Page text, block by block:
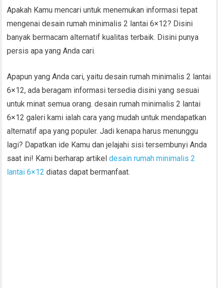
Apakah Kamu mencari untuk menemukan informasi tepat
mengenai desain rumah minimalis 2 lantai 6×12? Disini
banyak bermacam alternatif kualitas terbaik. Disini punya
persis apa yang Anda cari.
Apapun yang Anda cari, yaitu desain rumah minimalis 2 lantai
6×12, ada beragam informasi tersedia disini yang sesuai
untuk minat semua orang. desain rumah minimalis 2 lantai
6×12 galeri kami ialah cara yang mudah untuk mendapatkan
alternatif apa yang populer. Jadi kenapa harus menunggu
lagi? Dapatkan ide Kamu dan jelajahi sisi tersembunyi Anda
saat ini! Kami berharap artikeldesain rumah minimalis 2
lantai 6×12diatas dapat bermanfaat.